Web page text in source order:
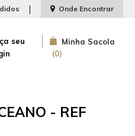
Onde Encontrar
seu
Minha Sacola
0
- REF